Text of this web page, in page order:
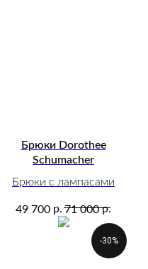
Брюки Dorothee
Schumacher
Брюки с лампасами
49 700 р. 71 000 р.
-30%